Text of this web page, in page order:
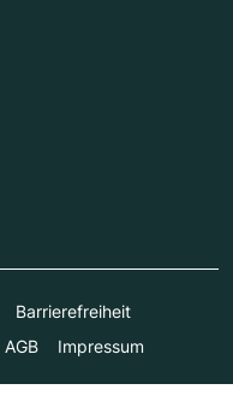
Barrierefreiheit
AGB Impressum